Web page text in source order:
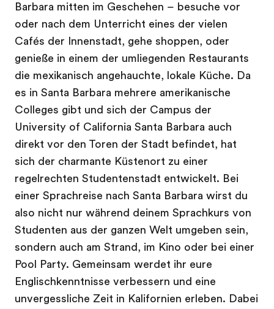
Barbara mitten im Geschehen – besuche vor
oder nach dem Unterricht eines der vielen
Cafés der Innenstadt, gehe shoppen, oder
genieße in einem der umliegenden Restaurants
die mexikanisch angehauchte, lokale Küche. Da
es in Santa Barbara mehrere amerikanische
Colleges gibt und sich der Campus der
University of California Santa Barbara auch
direkt vor den Toren der Stadt befindet, hat
sich der charmante Küstenort zu einer
regelrechten Studentenstadt entwickelt. Bei
einer Sprachreise nach Santa Barbara wirst du
also nicht nur während deinem Sprachkurs von
Studenten aus der ganzen Welt umgeben sein,
sondern auch am Strand, im Kino oder bei einer
Pool Party. Gemeinsam werdet ihr eure
Englischkenntnisse verbessern und eine
unvergessliche Zeit in Kalifornien erleben. Dabei